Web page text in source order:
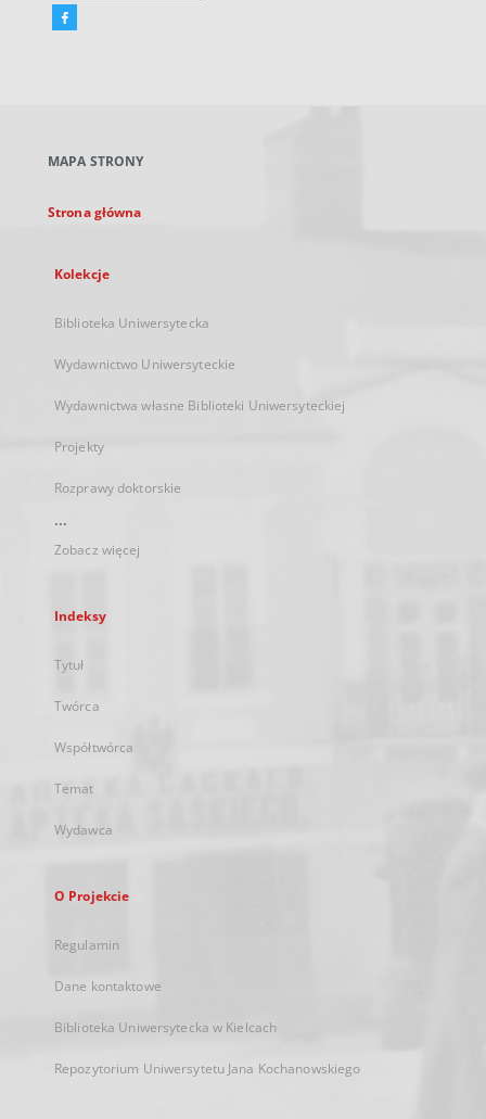
Facebook
karcie
MAPA STRONY
Strona główna
Kolekcje
Biblioteka Uniwersytecka
Wydawnictwo Uniwersyteckie
Wydawnictwa własne Biblioteki Uniwersyteckiej
Projekty
Rozprawy doktorskie
...
Zobacz więcej
Indeksy
Tytuł
Twórca
Współtwórca
Temat
Wydawca
O Projekcie
Regulamin
Dane kontaktowe
Biblioteka Uniwersytecka w Kielcach
Repozytorium Uniwersytetu Jana Kochanowskiego